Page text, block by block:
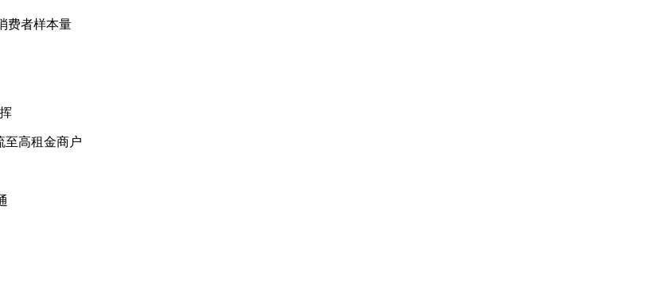
费者样本量
至高租金商户